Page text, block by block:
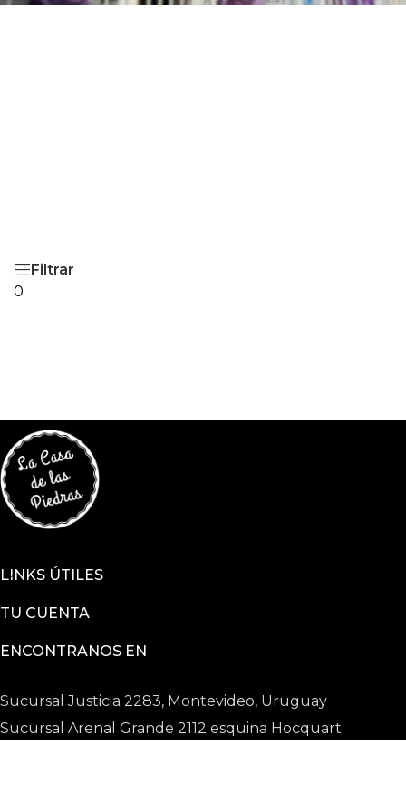
Filtrar
0
LINKS ÚTILES
TU CUENTA
ENCONTRANOS EN
Sucursal Justicia 2283, Montevideo, Uruguay
Sucursal Arenal Grande 2112 esquina Hocquart